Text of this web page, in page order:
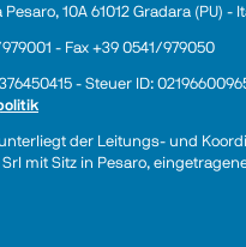
10A 61012 Gradara (PU) -
- Fax +39 0541/979050
- Steuer ID:
der Leitungs- und
mit Sitz in Pesaro,